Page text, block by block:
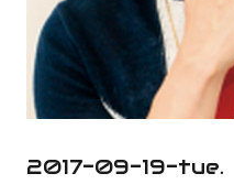
2017-09-19-tue.